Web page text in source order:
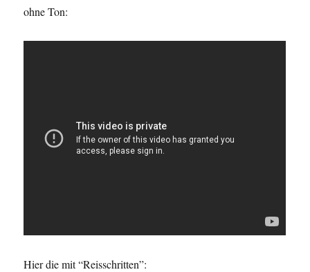
ohne Ton:
Hier die mit “Reisschritten”: